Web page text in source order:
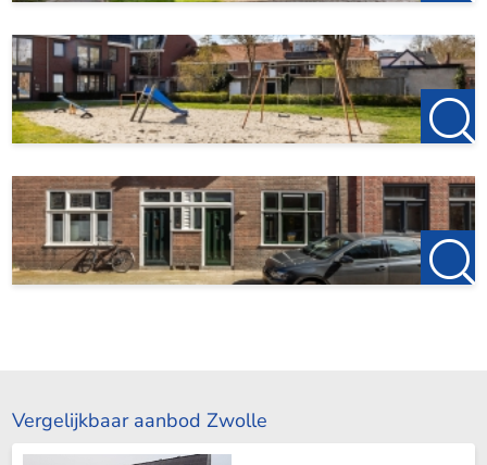
Vergelijkbaar aanbod Zwolle